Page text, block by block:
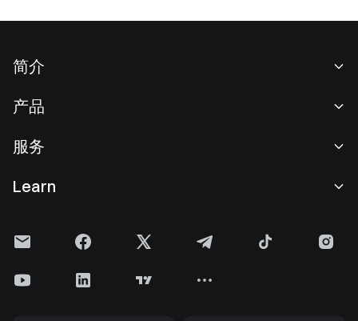
简介
新闻中心
Cookie 政策
产品
现货交易
理财中心
服务
费率标准
Learn
Gate 快讯